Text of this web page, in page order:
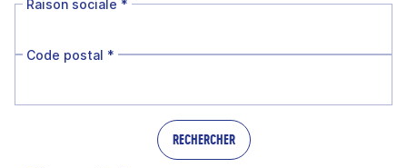
Raison sociale *
Code postal *
RECHERCHER